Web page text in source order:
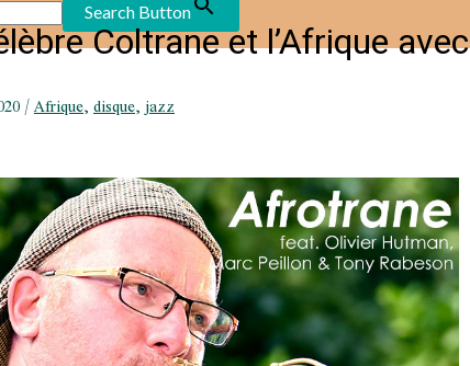
Search Button
Coltrane et l’Afrique avec
/Afrique,disque,jazz